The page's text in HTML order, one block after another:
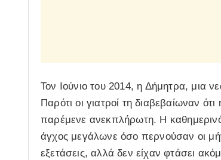
Τον Ιούνιο του 2014, η Δήμητρα, μια
Παρότι οι γιατροί τη διαβεβαίωναν
παρέμενε ανεκπλήρωτη. Η
άγχος μεγάλωνε όσο περνούσαν οι
εξετάσεις, αλλά δεν είχαν φτάσει